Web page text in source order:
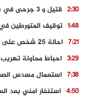
2:30 قتيل و 3 جرحى في شجار عنيف بحفل زفاف بسوق اليبت
1:48
7:21
3:29 احباط محاولة تهريب 2 اطنان من المخدرات بتارودانت
7:38
4:50